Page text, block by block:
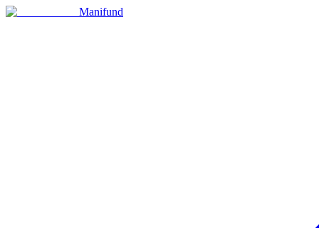
Manifund